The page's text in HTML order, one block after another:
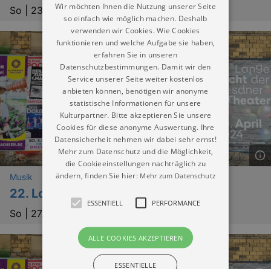
So | 23.08.2026 | 17:30
Musik
22. Lockwitzer Kammermusik
So | 27.09.2026 | 17:00
Wir möchten Ihnen die Nutzung unserer Seite
so einfach wie möglich machen. Deshalb
verwenden wir Cookies. Wie Cookies
funktionieren und welche Aufgabe sie haben,
erfahren Sie in unseren
Datenschutzbestimmungen. Damit wir den
Service unserer Seite weiter kostenlos
anbieten können, benötigen wir anonyme
statistische Informationen für unsere
Kulturpartner. Bitte akzeptieren Sie unsere
Cookies für diese anonyme Auswertung. Ihre
Datensicherheit nehmen wir dabei sehr ernst!
Mehr zum Datenschutz und die Möglichkeit,
die Cookieeinstellungen nachträglich zu
ändern, finden Sie hier: Mehr zum Datenschutz
ESSENTIELL PERFORMANCE
ALLE COOKIES AKZEPTIEREN
ESSENTIELLE